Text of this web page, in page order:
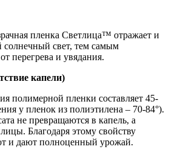
пленка Светлица™ отражает и
солнечный свет, тем самым
перегрева и увядания.
капели)
полимерной пленки составляет 45-
у пленок из полиэтилена – 70-84°).
не превращаются в капель, а
Благодаря этому свойству
и дают полноценный урожай.